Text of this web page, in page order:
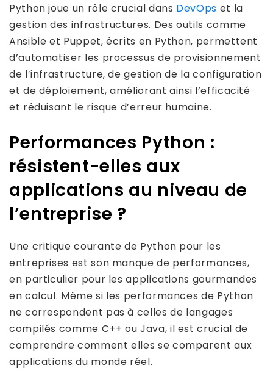
Python joue un rôle crucial dans DevOps et la
gestion des infrastructures. Des outils comme
Ansible et Puppet, écrits en Python, permettent
d’automatiser les processus de provisionnement
de l’infrastructure, de gestion de la configuration
et de déploiement, améliorant ainsi l’efficacité
et réduisant le risque d’erreur humaine.
Performances Python :
résistent-elles aux
applications au niveau de
l’entreprise ?
Une critique courante de Python pour les
entreprises est son manque de performances,
en particulier pour les applications gourmandes
en calcul. Même si les performances de Python
ne correspondent pas à celles de langages
compilés comme C++ ou Java, il est crucial de
comprendre comment elles se comparent aux
applications du monde réel.